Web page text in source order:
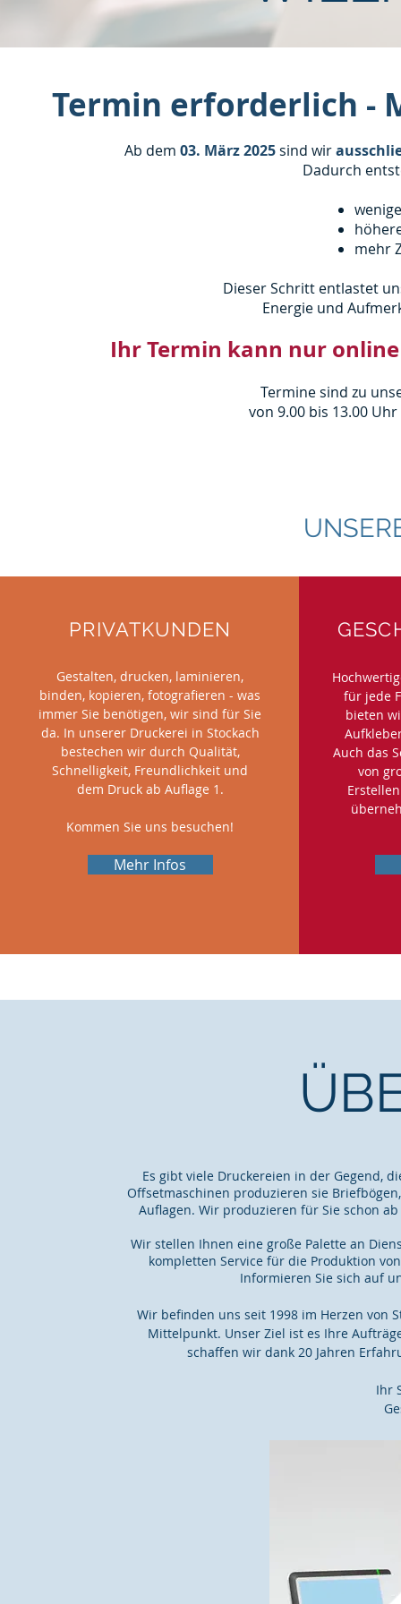
Termin erforderlich -
Ab dem 03. März 2025sind wir
Dadurch
mehr
Dieser Schritt entlastet
Energie und
Ihr Termin kann nur
Termine sind zu
von 9.00 bis 13.00
PRIVATKUNDEN
Gestalten, drucken, laminieren,
binden, kopieren, fotografieren - was
immer Sie benötigen, wir sind für Sie
da. In unserer Druckerei in Stockach
bestechen wir durch Qualität,
Schnelligkeit, Freundlichkeit und
dem Druck ab Auflage 1.
Kommen Sie uns besuchen!
Mehr Infos
für jede
bieten
Auch das
von
Es gibt viele Druckereien in der Gegend,
Offsetmaschinen produzieren sie
Auflagen. Wir produzieren für Sie schon
Wir stellen Ihnen eine große Palette an
kompletten Service für die Produktion
Informieren Sie sich auf
Wir befinden uns seit 1998 im Herzen von
Mittelpunkt. Unser Ziel ist es Ihre
schaffen wir dank 20 Jahren
Ihr